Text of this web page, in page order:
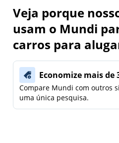
Veja porque
usam o Mundi
carros para
Economize mais de
Compare Mundi com outros
uma única pesquisa.